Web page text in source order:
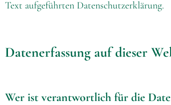
Text aufgeführten Datenschutzerklärung.
Datenerfassung auf dieser
Wer ist verantwortlich für die